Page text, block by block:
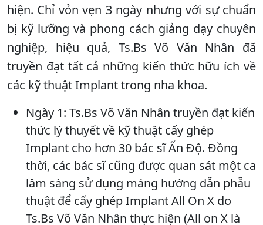
hiện. Chỉ vỏn vẹn 3 ngày nhưng với sự chuẩn
bị kỹ lưỡng và phong cách giảng dạy chuyên
nghiệp, hiệu quả, Ts.Bs Võ Văn Nhân đã
truyền đạt tất cả những kiến thức hữu ích về
các kỹ thuật Implant trong nha khoa.
Ngày 1: Ts.Bs Võ Văn Nhân truyền đạt kiến
thức lý thuyết về kỹ thuật cấy ghép
Implant cho hơn 30 bác sĩ Ấn Độ. Đồng
thời, các bác sĩ cũng được quan sát một ca
lâm sàng sử dụng máng hướng dẫn phẫu
thuật để cấy ghép Implant All On X do
Ts.Bs Võ Văn Nhân thực hiện (All on X là